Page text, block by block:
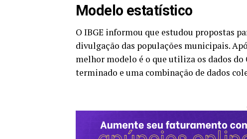
Modelo estatístico
O IBGE informou que estudou propostas
divulgação das populações municipais.
melhor modelo é o que utiliza os dados do
terminado e uma combinação de dados